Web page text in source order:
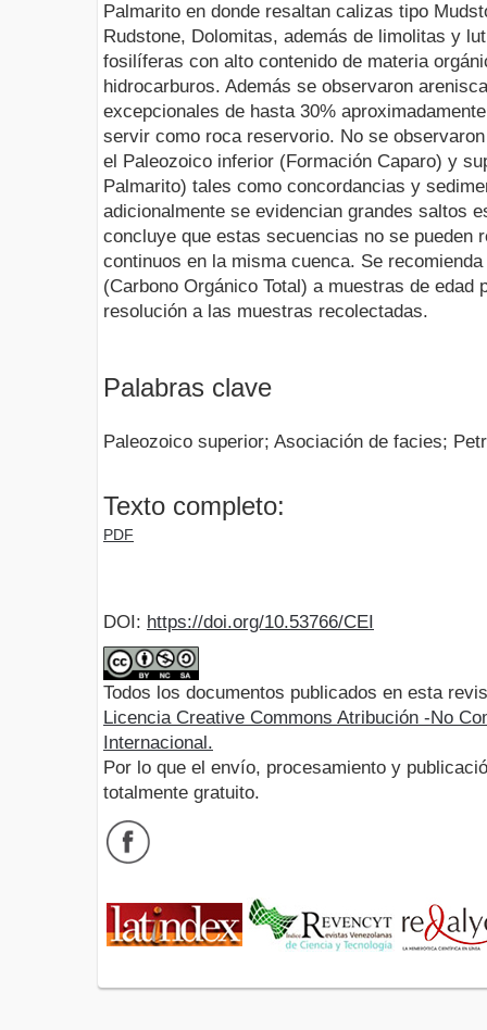
Palmarito en donde resaltan calizas tipo
Rudstone, Dolomitas, además de limolitas y
fosilíferas con alto contenido de materia
hidrocarburos. Además se observaron
excepcionales de hasta 30%
servir como roca reservorio. No se
el Paleozoico inferior (Formación Caparo) y
Palmarito) tales como concordancias y
adicionalmente se evidencian grandes saltos
concluye que estas secuencias no se pueden
continuos en la misma cuenca. Se
(Carbono Orgánico Total) a muestras de
resolución a las muestras recolectadas.
Palabras clave
Paleozoico superior; Asociación de facies;
Texto completo:
PDF
DOI: https://doi.org/10.53766/CEI
Todos los documentos publicados en esta
Licencia Creative Commons Atribución -No
Internacional.
Por lo que el envío, procesamiento y
totalmente gratuito.